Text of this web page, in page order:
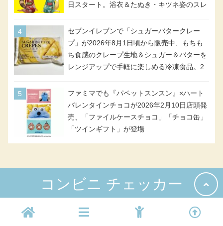
日スタート。浴衣＆たぬき・キツネ姿のスレ
号・5号) / シャディクが全6種のクリアスタ
ンドになって登場!
セブンイレブンで「シュガーバタークレー
プ」が2026年8月1日頃から販売中、もちも
ち食感のクレープ生地＆シュガー＆バターを
レンジアップで手軽に楽しめる冷凍食品。2
ファミマでも『パペットスンスン』×ハート
バレンタインチョコが2026年2月10日店頭発
売、「ファイルケースチョコ」「チョコ缶」
「ツインギフト」が登場
コンビニ チェッカー
お問い合わせ